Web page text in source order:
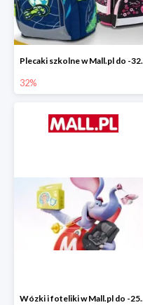
Plecaki
32%
Wózki i